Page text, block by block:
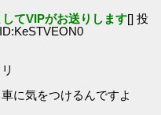
てVIPがお送りします[] 投
に気をつけるんですよ